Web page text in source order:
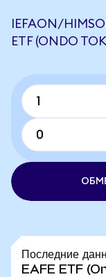
IEFAON/
ETF (ONDO
Последние
EAFE ETF